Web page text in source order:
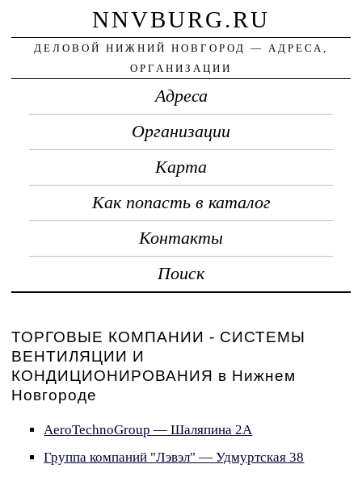
NNVBURG.RU
ДЕЛОВОЙ НИЖНИЙ НОВГОРОД — АДРЕСА,
ОРГАНИЗАЦИИ
Адреса
Организации
Карта
Как попасть в каталог
Контакты
Поиск
ТОРГОВЫЕ КОМПАНИИ - СИСТЕМЫ
ВЕНТИЛЯЦИИ И
КОНДИЦИОНИРОВАНИЯ в Нижнем
Новгороде
AeroTechnoGroup — Шаляпина 2А
Группа компаний "Лэвэл" — Удмуртская 38